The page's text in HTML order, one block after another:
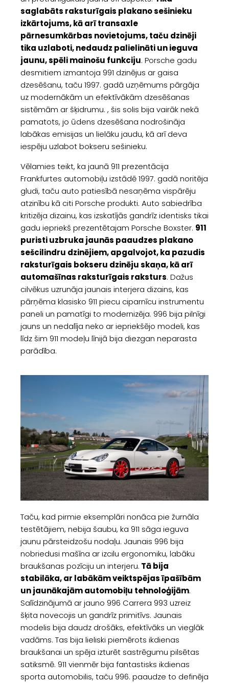
saglabāts raksturīgais plakano sešinieku
izkārtojums, kā arī transaxle
pārnesumkārbas novietojums, taču dzinēji
tika uzlaboti, nedaudz palielināti un ieguva
jaunu, spēli mainošu funkciju. Porsche gadu
desmitiem izmantoja 991 dzinējus ar gaisa
dzesēšanu, taču 1997. gadā uzņēmums pārgāja
uz modernākām un efektīvākām dzesēšanas
sistēmām ar šķidrumu. , šis solis bija vairāk nekā
pamatots, jo ūdens dzesēšana nodrošināja
labākas emisijas un lielāku jaudu, kā arī deva
iespēju uzlabot bokseru sešinieku.
Vēlamies teikt, ka jaunā 911 prezentācija
Frankfurtes automobiļu izstādē 1997. gadā noritēja
gludi, taču auto patiesībā nesaņēma vispārēju
atzinību kā citi Porsche produkti. Auto sabiedrība
kritizēja dizainu, kas izskatījās gandrīz identisks tikai
gadu iepriekš prezentētajam Porsche Boxster. 911
puristi uzbruka jaunās paaudzes plakano
sešcilindru dzinējiem, apgalvojot, ka pazudis
raksturīgais bokseru dzinēju skaņa, kā arī
automašīnas raksturīgais raksturs. Dažus
cilvēkus uzrunāja jaunais interjera dizains, kas
pārņēma klasisko 911 piecu ciparnīcu instrumentu
paneli un pamatīgi to modernizēja. 996 bija pilnīgi
jauns un nedalīja neko ar iepriekšējo modeli, kas
līdz šim 911 modeļu līnijā bija diezgan neparasta
parādība.
Taču, kad pirmie eksemplāri nonāca pie žurnāla
testētājiem, nebija šaubu, ka 911 sāga ieguva
jaunu pārsteidzošu nodaļu. Jaunais 996 bija
nobriedusi mašīna ar izcilu ergonomiku, labāku
braukšanas pozīciju un interjeru. Tā bija
stabilāka, ar labākām veiktspējas īpašībām
un jaunākajām automobiļu tehnoloģijām.
Salīdzinājumā ar jauno 996 Carrera 993 uzreiz
šķita novecojis un gandrīz primitīvs. Jaunais
modelis bija daudz drošāks, efektīvāks un vieglāk
vadāms. Tas bija lieliski piemērots ikdienas
braukšanai un spēja izturēt sastrēgumu pilsētas
satiksmē. 911 vienmēr bija fantastisks ikdienas
sporta automobilis, taču 996. paaudze to definēja